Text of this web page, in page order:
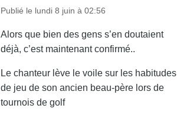
Publié le lundi 8 juin à 02:56
Alors que bien des gens s’en doutaient
déjà, c’est maintenant confirmé..
Le chanteur lève le voile sur les habitudes
de jeu de son ancien beau-père lors de
tournois de golf